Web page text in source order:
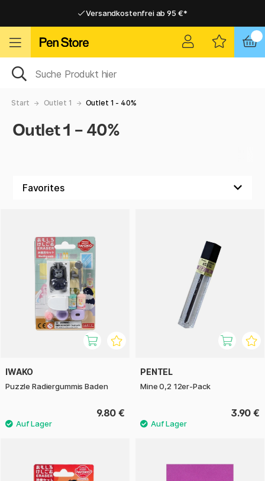
Versandkostenfrei ab 95 €*
Versandkostenfrei ab 95 €*
Start Outlet 1 Outlet 1 - 40%
Outlet 1 - 40%
IWAKO
Puzzle Radiergummis Baden
9.80 €
PENTEL
Mine 0,2 12er-Pack
3.90 €